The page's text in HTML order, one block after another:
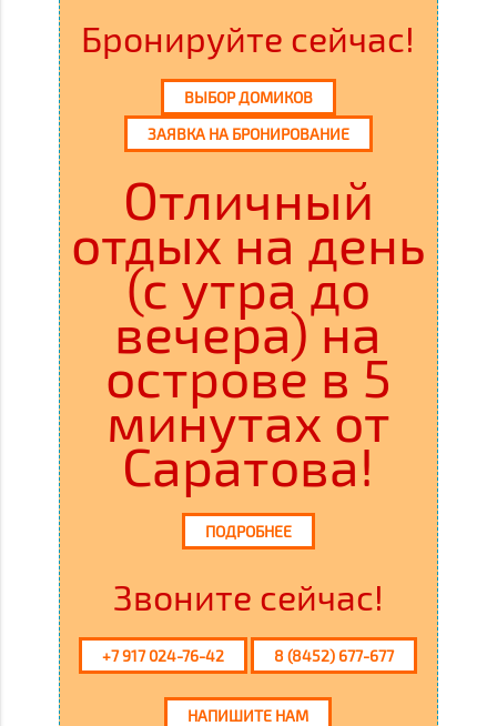
Бронируйте сейчас!
ВЫБОР ДОМИКОВ
ЗАЯВКА НА БРОНИРОВАНИЕ
Отличный
отдых на день
(с утра до
вечера) на
острове в 5
минутах от
Саратова!
ПОДРОБНЕЕ
Звоните сейчас!
+7 917 024-76-42 8 (8452) 677-677
НАПИШИТЕ НАМ